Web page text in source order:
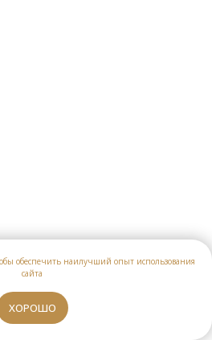
обеспечить наилучший опыт использования
сайта
ХОРОШО
ЗАПИСАТЬСЯ